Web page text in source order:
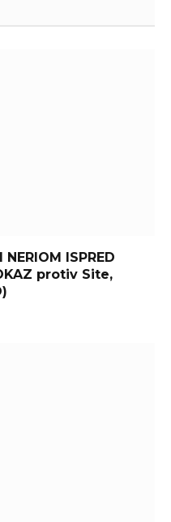
ISPRED
protiv Site,